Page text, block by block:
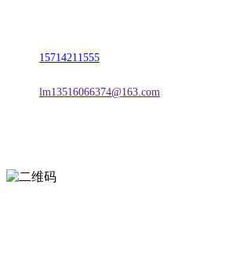
15714211555
lm13516066374@163.com